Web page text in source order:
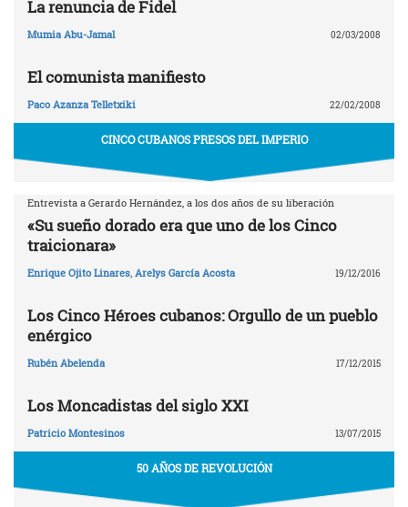
La renuncia de Fidel
Mumia Abu-Jamal 02/03/2008
El comunista manifiesto
Paco Azanza Telletxiki 22/02/2008
CINCO CUBANOS PRESOS DEL IMPERIO
Entrevista a Gerardo Hernández, a los dos años de su liberación
«Su sueño dorado era que uno de los Cinco
traicionara»
Enrique Ojito Linares, Arelys García Acosta 19/12/2016
Los Cinco Héroes cubanos: Orgullo de un pueblo
enérgico
Rubén Abelenda 17/12/2015
Los Moncadistas del siglo XXI
Patricio Montesinos 13/07/2015
50 AÑOS DE REVOLUCIÓN